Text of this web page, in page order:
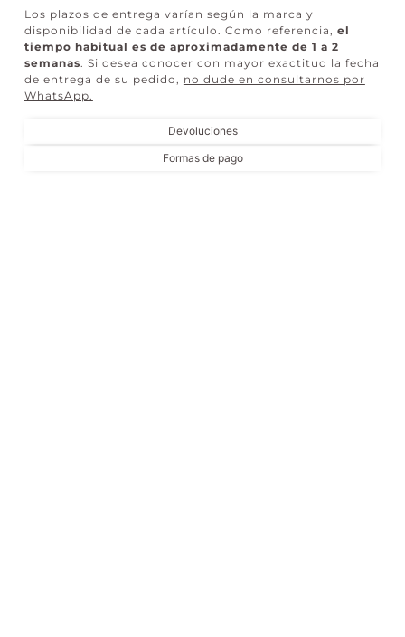
Devoluciones
Formas de pago
Los plazos de entrega varían según la marca y
disponibilidad de cada artículo. Como referencia, el
tiempo habitual es de aproximadamente de 1 a 2
semanas . Si desea conocer con mayor exactitud la fecha
de entrega de su pedido, no dude en consultarnos por
WhatsApp